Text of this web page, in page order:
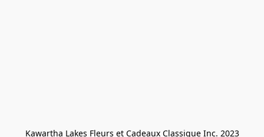
Kawartha Lakes Fleurs et Cadeaux Classique Inc. 2023